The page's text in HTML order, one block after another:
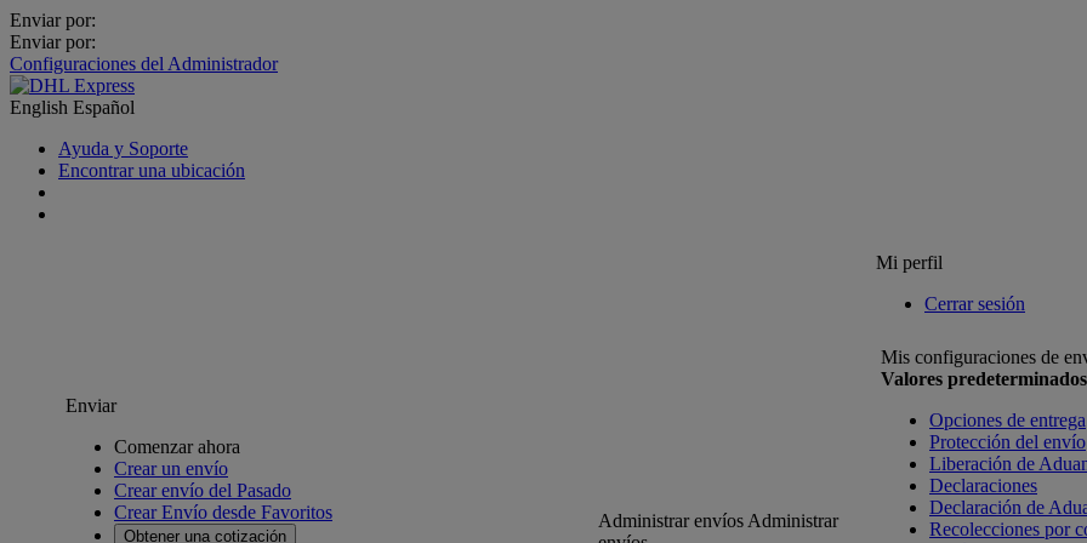
Enviar por:
Enviar por:
Configuraciones del Administrador
English Español
Ayuda y Soporte
Encontrar una ubicación
Mi perfil
Cerrar sesión
Enviar
Comenzar ahora
Crear un envío
Crear envío del Pasado
Crear Envío desde Favoritos
Obtener una cotización
Administrar envíos Administrar
Mis configuraciones de
Valores
Opciones de entrega
Protección del envío
Liberación de
Declaraciones
Declaración de
Recolecciones por